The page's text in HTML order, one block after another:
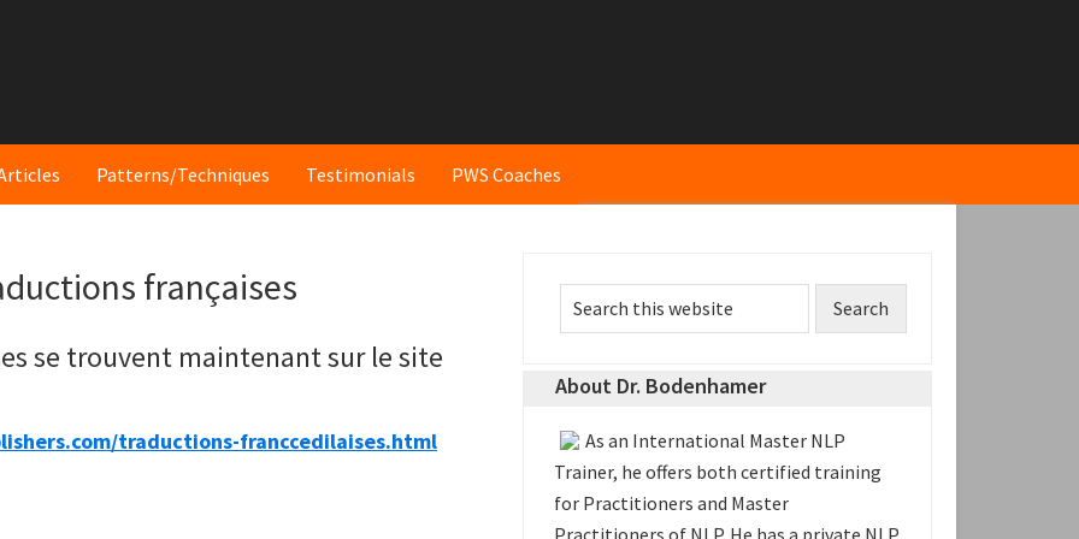
Patterns/Techniques Testimonials PWS Coaches
françaises
se trouvent maintenant sur le site
traductions-franccedilaises.html
Primary
Sidebar
Search
this
About Dr. Bodenhamer
As an International Master NLP
Trainer, he offers both certified training
for Practitioners and Master
Practitioners of NLP. He has a private NLP